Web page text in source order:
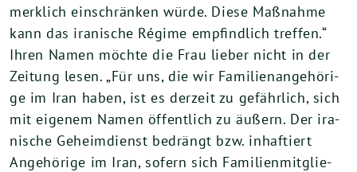
merk­lich ein­schrän­ken wür­de. Die­se Maß­nah­me
kann das ira­ni­sche Régime emp­find­lich tref­fen.“
Ihren Namen möch­te die Frau lie­ber nicht in der
Zei­tung lesen. „Für uns, die wir Fami­li­en­an­ge­hö­ri­
ge im Iran haben, ist es der­zeit zu gefähr­lich, sich
mit eige­nem Namen öffent­lich zu äußern. Der ira­
ni­sche Geheim­dienst bedrängt bzw. inhaf­tiert
Ange­hö­ri­ge im Iran, sofern sich Fami­li­en­mit­glie­